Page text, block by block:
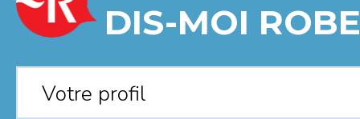
DIS-MOI
Votre profil*
Votre profil